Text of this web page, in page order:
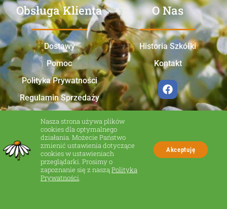
Obsługa Klienta
Dostawy
Pomoc
Polityka Prywatności
Regulamin Sprzedaży
O Nas
Historia Szkółki
Kontakt
Made in Zakliczyn
Nasza strona używa plików
cookies dla optymalnego
działania. Możecie Państwo
zmienić ustawienia dotyczące
cookies w ustawieniach
przeglądarki. Prosimy o
zapoznanie się z nasząPolityką
Prywatności.
Akceptuję